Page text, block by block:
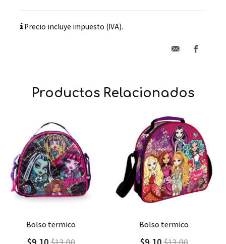
Precio incluye impuesto (IVA).
Productos Relacionados
Agregar Detalle
bolso termico Agregar Detalle
sofia